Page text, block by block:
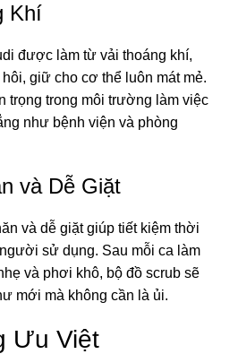
Khí
được làm từ vải thoáng khí,
giữ cho cơ thể luôn mát mẻ.
trọng trong môi trường làm việc
như bệnh viện và phòng
và Dễ Giặt
và dễ giặt giúp tiết kiệm thời
sử dụng. Sau mỗi ca làm
và phơi khô, bộ đồ scrub sẽ
mới mà không cần là ủi.
Ưu Việt